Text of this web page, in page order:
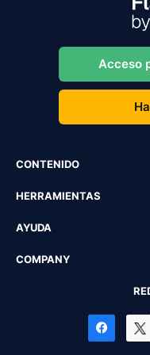
Acceso
CONTENIDO
HERRAMIENTAS
AYUDA
COMPANY